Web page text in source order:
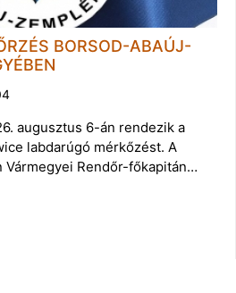
BORSOD-ABAÚJ-
augusztus 6-án rendezik a
labdarúgó mérkőzést. A
Rendőr-főkapitán…